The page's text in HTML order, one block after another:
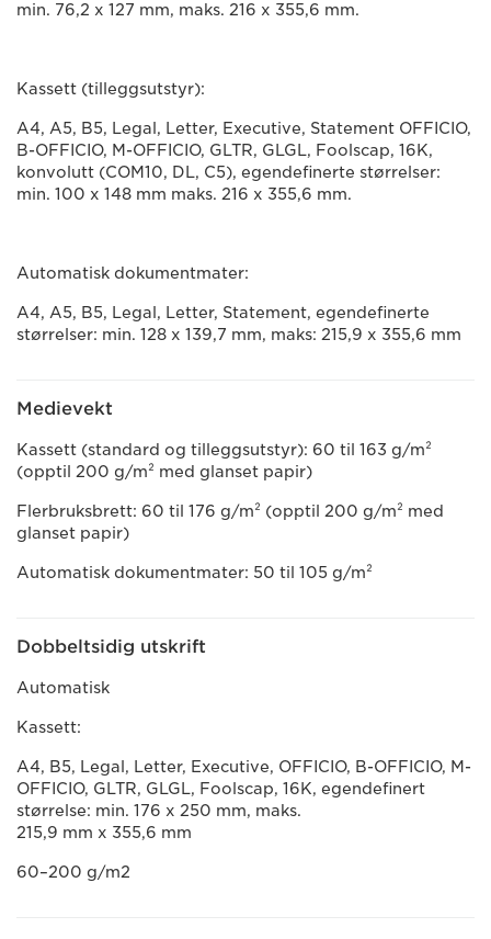
min. 76,2 x 127 mm, maks. 216 x 355,6 mm.
Kassett (tilleggsutstyr):
A4, A5, B5, Legal, Letter, Executive, Statement OFFICIO,
B-OFFICIO, M-OFFICIO, GLTR, GLGL, Foolscap, 16K,
konvolutt (COM10, DL, C5), egendefinerte størrelser:
min. 100 x 148 mm maks. 216 x 355,6 mm.
Automatisk dokumentmater:
A4, A5, B5, Legal, Letter, Statement, egendefinerte
størrelser: min. 128 x 139,7 mm, maks: 215,9 x 355,6 mm
Medievekt
Kassett (standard og tilleggsutstyr): 60 til 163 g/m²
(opptil 200 g/m² med glanset papir)
Flerbruksbrett: 60 til 176 g/m² (opptil 200 g/m² med
glanset papir)
Automatisk dokumentmater: 50 til 105 g/m²
Dobbeltsidig utskrift
Automatisk
Kassett:
A4, B5, Legal, Letter, Executive, OFFICIO, B-OFFICIO, M-
OFFICIO, GLTR, GLGL, Foolscap, 16K, egendefinert
størrelse: min. 176 x 250 mm, maks.
215,9 mm x 355,6 mm
60–200 g/m2